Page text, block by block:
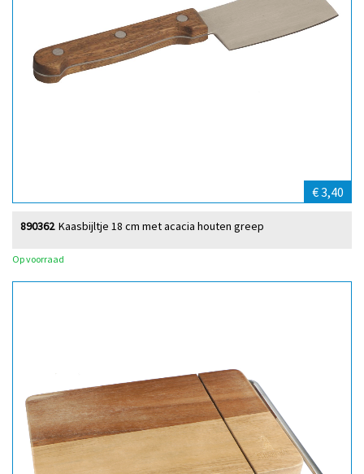
€ 3,40
Kaasbijltje 18 cm met acacia houten greep
890362
Op voorraad